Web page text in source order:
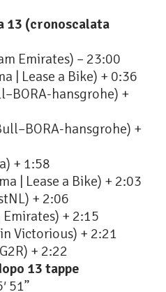
13 (cronoscalata
Emirates) – 23:00
| Lease a Bike) + 0:36
hansgrohe) +
hansgrohe) +
+ 1:58
| Lease a Bike) + 2:03
+ 2:06
Emirates) + 2:15
Victorious) + 2:21
+ 2:22
13 tappe
51”